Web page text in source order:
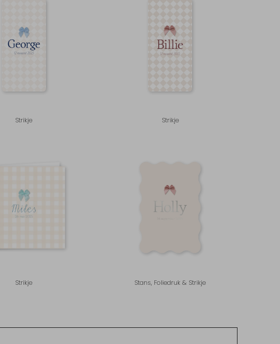
Strikje Strikje
Strikje Stans, Foliedruk & Strikje